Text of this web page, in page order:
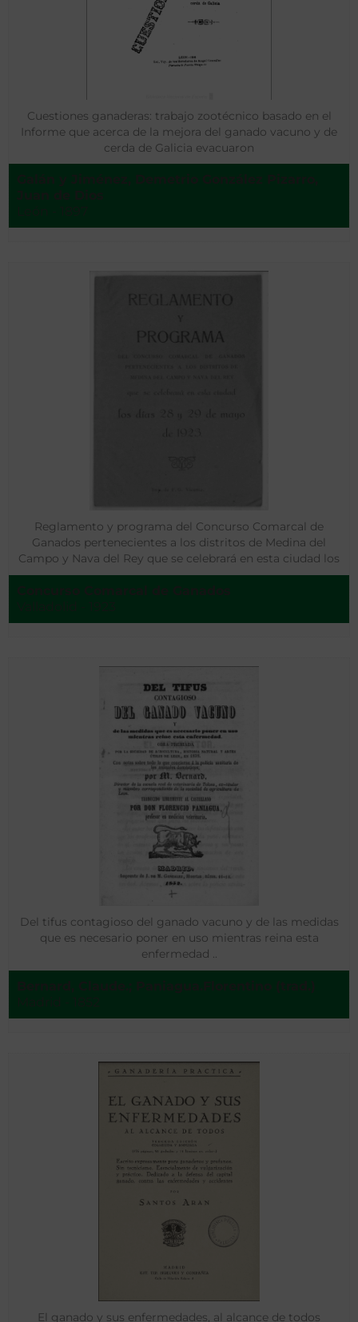
Cuestiones ganaderas: trabajo zootécnico basado en el
Informe que acerca de la mejora del ganado vacuno y de
cerda de Galicia evacuaron
Reglamento y programa del Concurso Comarcal de
Ganados pertenecientes a los distritos de Medina del
Campo y Nava del Rey que se celebrará en esta ciudad los
días 28 y 29 de mayo de 1923
Del tifus contagioso del ganado vacuno y de las medidas
que es necesario poner en uso mientras reina esta
enfermedad ..
El ganado y sus enfermedades, al alcance de todos